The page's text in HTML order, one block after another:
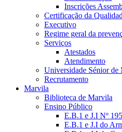
Inscrições
Certificação da
Executivo
Regime geral da
Serviços
Atestados
Atendimento
Universidade Sénior de
Recrutamento
Marvila
Biblioteca de Marvila
Ensino Público
E.B.1 e J.I Nº 195
E.B.1 e J.I do